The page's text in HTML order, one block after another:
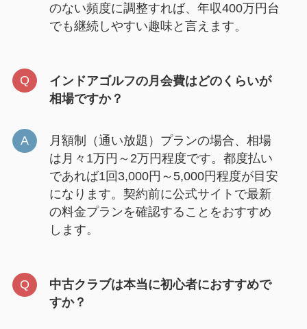
のない頻度に調整すれば、年収400万円台
でも継続しやすい趣味と言えます。
インドアゴルフの月会費はどのくらいが
相場ですか？
月額制（通い放題）プランの場合、相場
は月々1万円～2万円程度です。都度払い
であれば1回3,000円～5,000円程度が目安
になります。契約前に公式サイトで最新
の料金プランを確認することをおすすめ
します。
中古クラブは本当に初心者におすすめで
すか？